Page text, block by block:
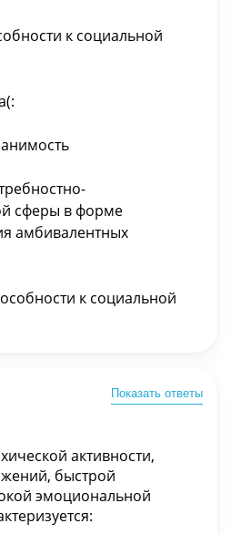
к социальной
сферы в форме
амбивалентных
к социальной
Показать ответы
активности,
быстрой
эмоциональной